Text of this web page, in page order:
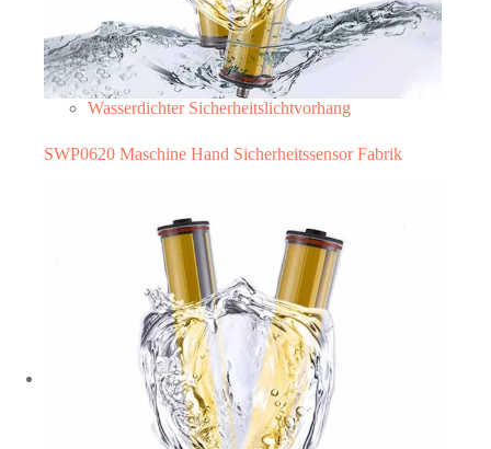
Wasserdichter Sicherheitslichtvorhang
SWP0620 Maschine Hand Sicherheitssensor Fabrik